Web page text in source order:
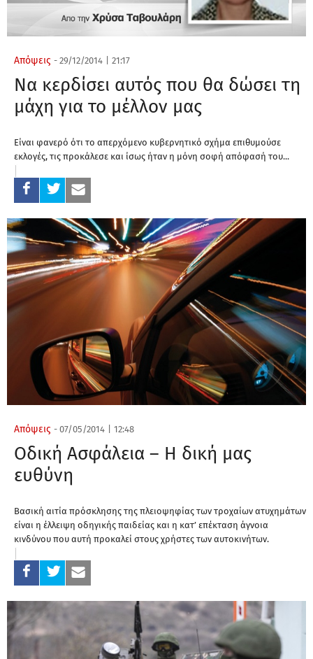
Απόψεις - 29/12/2014 21:17
Να κερδίσει αυτός που θα δώσει τη
μάχη για το μέλλον μας
Είναι φανερό ότι το απερχόμενο κυβερνητικό σχήμα επιθυμούσε
εκλογές, τις προκάλεσε και ίσως ήταν η μόνη σοφή απόφασή του...
Απόψεις - 07/05/2014 12:48
Οδική Ασφάλεια – Η δική μας
ευθύνη
Βασική αιτία πρόσκλησης της πλειοψηφίας των τροχαίων ατυχημάτων
είναι η έλλειψη οδηγικής παιδείας και η κατ’ επέκταση άγνοια
κινδύνου που αυτή προκαλεί στους χρήστες των αυτοκινήτων.